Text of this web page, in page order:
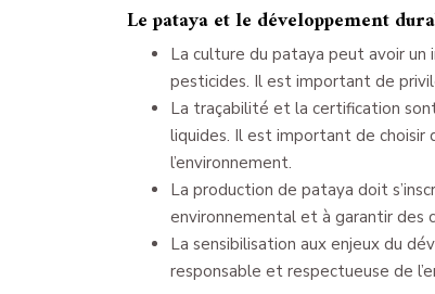
Le pataya et le développement
La culture du pataya peut avoir un
pesticides. Il est important de
La traçabilité et la certification
liquides. Il est important de choisir
l’environnement.
La production de pataya doit
environnemental et à garantir des
La sensibilisation aux enjeux du
responsable et respectueuse de